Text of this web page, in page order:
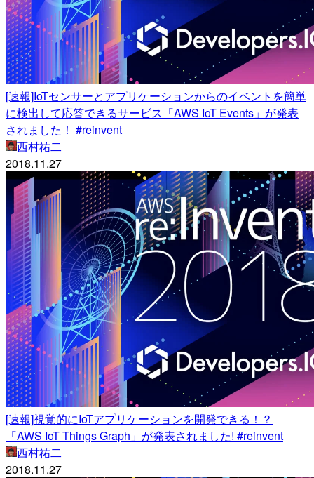
[速報]IoTセンサーとアプリケーションからのイベントを簡単
に検出して応答できるサービス「AWS IoT Events」が発表
されました！ #reinvent
西村祐二
2018.11.27
[速報]視覚的にIoTアプリケーションを開発できる！？
「AWS IoT Things Graph」が発表されました! #reinvent
西村祐二
2018.11.27